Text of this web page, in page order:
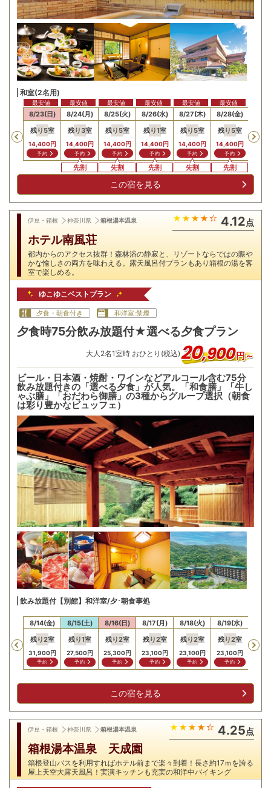
和室(2名用)
Previous
8/23(日)
残り 5室
14,400円
予約
最安値
8/24(月)
残り3室
14,400円
予約
先割
最安値
8/25(火)
残り 5室
14,400円
予約
先割
最安値
8/26(水)
残り1室
14,400円
予約
先割
最安値
8/27(木)
残り 5室
14,400円
予約
先割
最安値
8/28(金)
残り 5室
14,400円
予約
先割
最安値
残り
この宿を見る
伊豆・箱根 神奈川県 箱根湯本温泉 4.12点
ホテル南風荘
都内からのアクセス抜群！森林浴の静寂と、リゾートならではの賑や
かな愉しさの両方を味わえる。露天風呂付プランもあり箱根の湯を客
室で楽しめる。
ゆこゆこベストプラン
夕食・朝食付き 和洋室:禁煙
夕食時75分飲み放題付★選べる夕食プラン
大人 2名1室時 おひとり(税込)20,900円～
ビール・日本酒・焼酎・ワインなどアルコール含む75分
飲み放題付きの「選べる夕食」が人気。「和食膳」「牛し
ゃぶ膳」「おだわら御膳」の3種からグループ選択（朝食
は彩り豊かなビュッフェ）
飲み放題付【別館】和洋室/夕･朝食事処
Previous
円
8/14(金)
残り2室
31,900円
予約
8/15(土)
残り1室
27,500円
予約
8/16(日)
残り2室
25,300円
予約
8/17(月)
残り2室
23,100円
予約
8/18(火)
残り2室
23,100円
予約
8/19(水)
残り2室
23,100円
予約
残り
この宿を見る
伊豆・箱根 神奈川県 箱根湯本温泉 4.25点
箱根湯本温泉 天成園
箱根登山バスを利用すればホテル前まで楽々到着！長さ約17ｍを誇る
屋上天空大露天風呂！実演キッチンも充実の和洋中バイキング